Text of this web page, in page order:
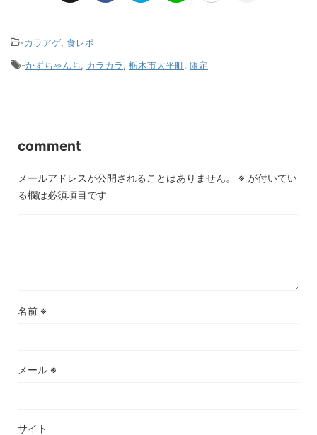
-カラアゲ, 食レポ
-かずちゃんち, カラカラ, 栃木市大平町, 限定
comment
メールアドレスが公開されることはありません。 ※ が付いてい
る欄は必須項目です
名前 ※
メール ※
サイト